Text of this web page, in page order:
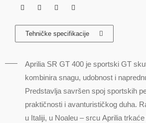
Tehničke specifikacije
Aprilia SR GT 400 je sportski GT
kombinira snagu, udobnost i
Predstavlja savršen spoj sportskih
praktičnosti i avanturističkog duha.
u Italiji, u Noaleu – srcu Aprilia